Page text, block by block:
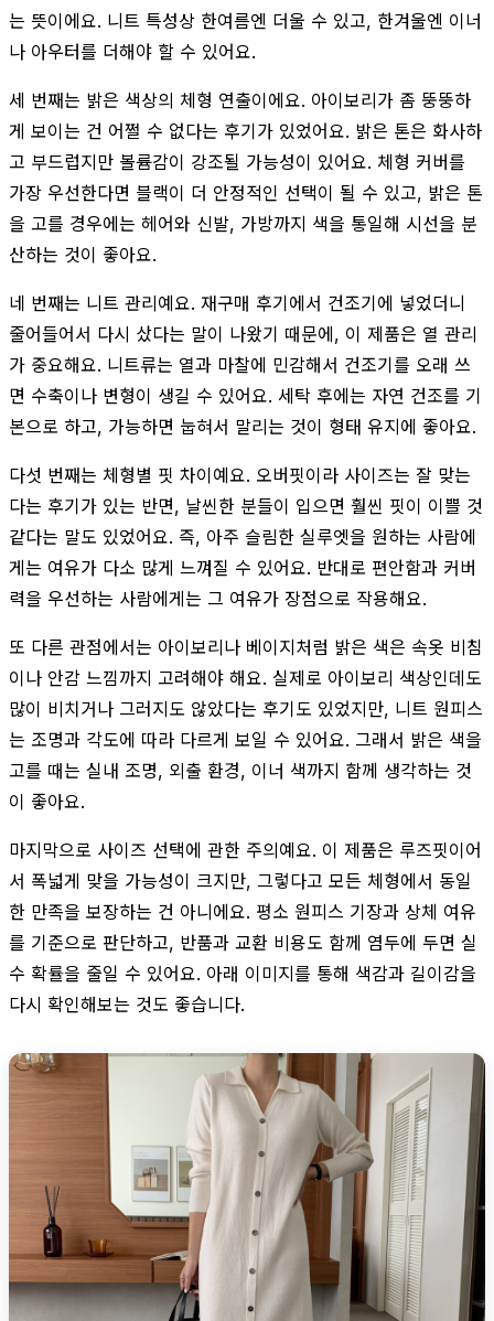
는 뜻이에요. 니트 특성상 한여름엔 더울 수 있고, 한겨울엔 이너
나 아우터를 더해야 할 수 있어요.
세 번째는 밝은 색상의 체형 연출이에요. 아이보리가 좀 뚱뚱하
게 보이는 건 어쩔 수 없다는 후기가 있었어요. 밝은 톤은 화사하
고 부드럽지만 볼륨감이 강조될 가능성이 있어요. 체형 커버를
가장 우선한다면 블랙이 더 안정적인 선택이 될 수 있고, 밝은 톤
을 고를 경우에는 헤어와 신발, 가방까지 색을 통일해 시선을 분
산하는 것이 좋아요.
네 번째는 니트 관리예요. 재구매 후기에서 건조기에 넣었더니
줄어들어서 다시 샀다는 말이 나왔기 때문에, 이 제품은 열 관리
가 중요해요. 니트류는 열과 마찰에 민감해서 건조기를 오래 쓰
면 수축이나 변형이 생길 수 있어요. 세탁 후에는 자연 건조를 기
본으로 하고, 가능하면 눕혀서 말리는 것이 형태 유지에 좋아요.
다섯 번째는 체형별 핏 차이예요. 오버핏이라 사이즈는 잘 맞는
다는 후기가 있는 반면, 날씬한 분들이 입으면 훨씬 핏이 이쁠 것
같다는 말도 있었어요. 즉, 아주 슬림한 실루엣을 원하는 사람에
게는 여유가 다소 많게 느껴질 수 있어요. 반대로 편안함과 커버
력을 우선하는 사람에게는 그 여유가 장점으로 작용해요.
또 다른 관점에서는 아이보리나 베이지처럼 밝은 색은 속옷 비침
이나 안감 느낌까지 고려해야 해요. 실제로 아이보리 색상인데도
많이 비치거나 그러지도 않았다는 후기도 있었지만, 니트 원피스
는 조명과 각도에 따라 다르게 보일 수 있어요. 그래서 밝은 색을
고를 때는 실내 조명, 외출 환경, 이너 색까지 함께 생각하는 것
이 좋아요.
마지막으로 사이즈 선택에 관한 주의예요. 이 제품은 루즈핏이어
서 폭넓게 맞을 가능성이 크지만, 그렇다고 모든 체형에서 동일
한 만족을 보장하는 건 아니에요. 평소 원피스 기장과 상체 여유
를 기준으로 판단하고, 반품과 교환 비용도 함께 염두에 두면 실
수 확률을 줄일 수 있어요. 아래 이미지를 통해 색감과 길이감을
다시 확인해보는 것도 좋습니다.